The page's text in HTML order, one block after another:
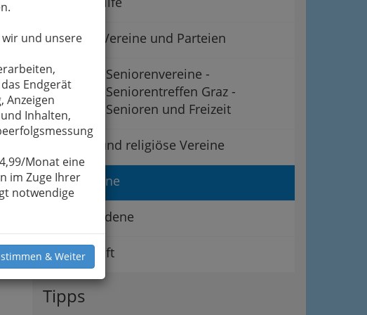
wir und unsere
Endgerät
Anzeigen
Inhalten,
Monat eine
im Zuge Ihrer
notwendige
& Weiter
Politik - Vereine und Parteien
Seniorenvereine -
Seniorentreffen Graz -
Senioren und Freizeit
Soziale und religiöse Vereine
Tiervereine
Verschiedene
Wirtschaft
Tipps